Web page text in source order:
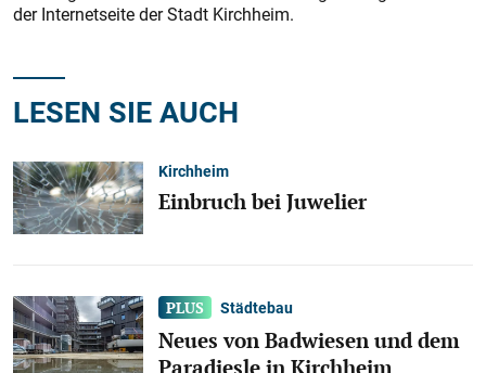
der Internetseite der Stadt Kirchheim.
LESEN SIE AUCH
Kirchheim
Einbruch bei Juwelier
Städtebau
Neues von Badwiesen und dem